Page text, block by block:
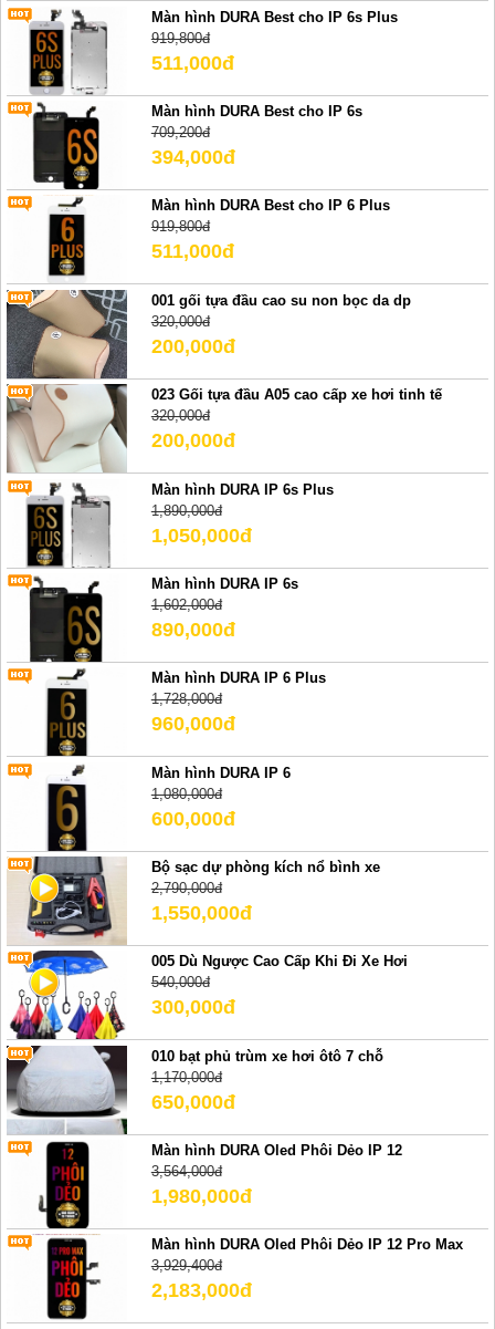
Màn hình DURA Best cho IP 6s Plus
919,800đ
511,000đ
Màn hình DURA Best cho IP 6s
709,200đ
394,000đ
Màn hình DURA Best cho IP 6 Plus
919,800đ
511,000đ
001 gối tựa đầu cao su non bọc da dp
320,000đ
200,000đ
023 Gối tựa đầu A05 cao cấp xe hơi tinh tế
320,000đ
200,000đ
Màn hình DURA IP 6s Plus
1,890,000đ
1,050,000đ
Màn hình DURA IP 6s
1,602,000đ
890,000đ
Màn hình DURA IP 6 Plus
1,728,000đ
960,000đ
Màn hình DURA IP 6
1,080,000đ
600,000đ
Bộ sạc dự phòng kích nổ bình xe
2,790,000đ
1,550,000đ
005 Dù Ngược Cao Cấp Khi Đi Xe Hơi
540,000đ
300,000đ
010 bạt phủ trùm xe hơi ôtô 7 chỗ
1,170,000đ
650,000đ
Màn hình DURA Oled Phôi Dẻo IP 12
3,564,000đ
1,980,000đ
Màn hình DURA Oled Phôi Dẻo IP 12 Pro Max
3,929,400đ
2,183,000đ